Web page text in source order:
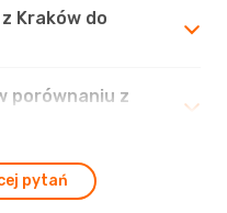
Kraków do
porównaniu z
pytań